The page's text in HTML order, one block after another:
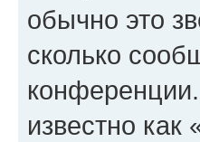
обычно это
сколько
известно